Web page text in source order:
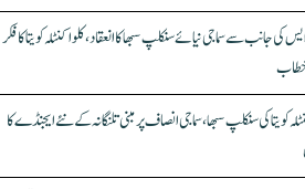
کی جانب سے سماجی نیائے سنکلپ سبھا کا انعقاد، کلواکنٹلہ کویتا کا فکر
خطاب
کویتا کی سنکلپ سبھا، سماجی انصاف پر مبنی تلنگانہ کے نئے ایجنڈے کا